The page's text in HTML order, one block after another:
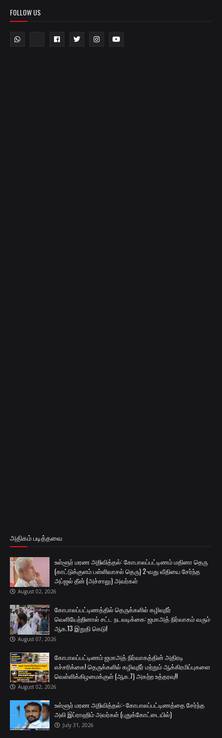
FOLLOW US
அதிகம் படித்தவை
உள்ளூர் மரண அறிவித்தல்: கோபாலப்பட்டிணம் மதினா தெரு
(காட்டுக்குளம் பள்ளிவாசல் தெரு) 2-வது வீதியை சேர்ந்த
அப்ஜல் தீன் (அச்சாலு) அவர்கள்
August 02, 2026
கோபாலப்பட்டிணத்தில் தெருக்களில் கழிவுநீர்
வெளியேற்றினால் சட்ட நடவடிக்கை: ஜமாஅத் நிர்வாகம் வரும்
ஆக.13 இறுதி கெடு!
August 07, 2026
கோபாலப்பட்டிணம் ஜமாஅத் நிர்வாகத்தின் அதிரடி
எச்சரிக்கை! தெருக்களில் கழிவுநீர் மற்றும் ஆக்கிரமிப்புகளை
வெள்ளிக்கிழமைக்குள் (ஆக.7) அகற்ற உத்தரவு!!
August 02, 2026
உள்ளூர் மரண அறிவித்தல்:- கோபாலப்பட்டிணத்தை சேர்ந்த
அலி இப்ராஹிம் அவர்கள் (புதுக்கோட்டையில்)
July 31, 2026